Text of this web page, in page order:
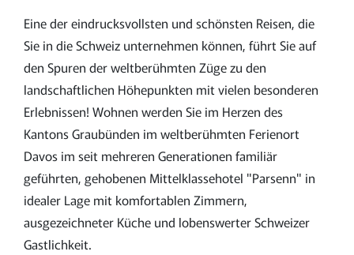
Eine der eindrucksvollsten und schönsten Reisen, die
Sie in die Schweiz unternehmen können, führt Sie auf
den Spuren der weltberühmten Züge zu den
landschaftlichen Höhepunkten mit vielen besonderen
Erlebnissen! Wohnen werden Sie im Herzen des
Kantons Graubünden im weltberühmten Ferienort
Davos im seit mehreren Generationen familiär
geführten, gehobenen Mittelklassehotel "Parsenn" in
idealer Lage mit komfortablen Zimmern,
ausgezeichneter Küche und lobenswerter Schweizer
Gastlichkeit.